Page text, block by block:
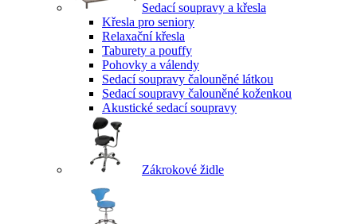
Sedací soupravy a křesla
Křesla pro seniory
Relaxační křesla
Taburety a pouffy
Pohovky a válendy
Sedací soupravy čalouněné látkou
Sedací soupravy čalouněné koženkou
Akustické sedací soupravy
Zákrokové židle